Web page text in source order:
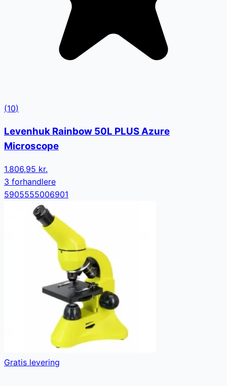
(10)
Levenhuk Rainbow 50L PLUS Azure
Microscope
1.806,95 kr.
3 forhandlere
5905555006901
Gratis levering